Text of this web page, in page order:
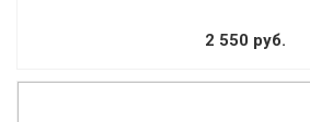
2 550 руб.